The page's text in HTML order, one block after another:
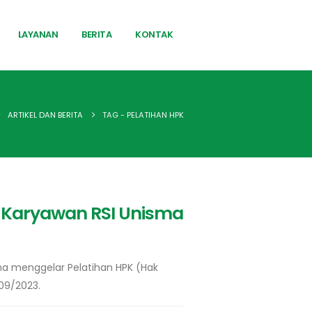
LAYANAN BERITA KONTAK
ARTIKEL DAN BERITA TAG - PELATIHAN HPK
RSI Unisma
menggelar Pelatihan HPK (Hak
2023.